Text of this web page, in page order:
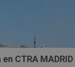
CTRA MADRID